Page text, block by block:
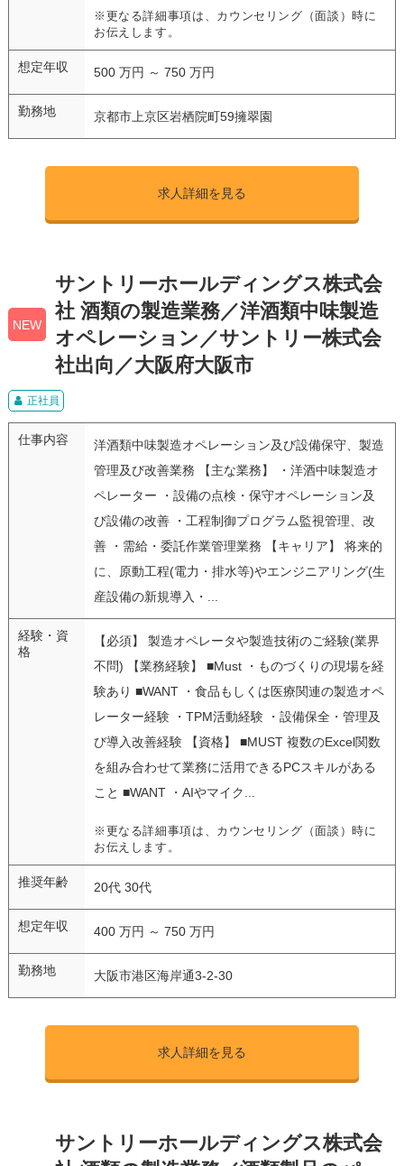
※更なる詳細事項は、カウンセリング（面談）時に
お伝えします。
想定年収 500 万円 ～ 750 万円
勤務地 京都市上京区岩栖院町59擁翠園
求人詳細を見る
NEW
サントリーホールディングス株式会
社 酒類の製造業務／洋酒類中味製造
オペレーション／サントリー株式会
社出向／大阪府大阪市
正社員
仕事内容
洋酒類中味製造オペレーション及び設備保守、製造
管理及び改善業務 【主な業務】 ・洋酒中味製造オ
ペレーター ・設備の点検・保守オペレーション及
び設備の改善 ・工程制御プログラム監視管理、改
善 ・需給・委託作業管理業務 【キャリア】 将来的
に、原動工程(電力・排水等)やエンジニアリング(生
産設備の新規導入・...
経験・資
格
【必須】 製造オペレータや製造技術のご経験(業界
不問) 【業務経験】 ■Must ・ものづくりの現場を経
験あり ■WANT ・食品もしくは医療関連の製造オペ
レーター経験 ・TPM活動経験 ・設備保全・管理及
び導入改善経験 【資格】 ■MUST 複数のExcel関数
を組み合わせて業務に活用できるPCスキルがある
こと ■WANT ・AIやマイク...
※更なる詳細事項は、カウンセリング（面談）時に
お伝えします。
推奨年齢 20代 30代
想定年収 400 万円 ～ 750 万円
勤務地 大阪市港区海岸通3-2-30
求人詳細を見る
サントリーホールディングス株式会